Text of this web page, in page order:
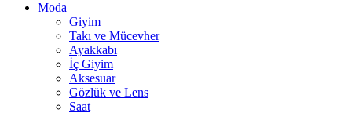
Moda
Giyim
Takı ve Mücevher
Ayakkabı
İç Giyim
Aksesuar
Gözlük ve Lens
Saat